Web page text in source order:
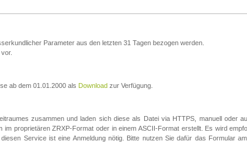
Parameter aus den letzten 31 Tagen bezogen werden.
ab dem 01.01.2000 als Download zur Verfügung.
zusammen und laden sich diese als Datei via HTTPS, manuell oder
proprietären ZRXP-Format oder in einem ASCII-Format erstellt. Es wird
Service ist eine Anmeldung nötig. Bitte nutzen Sie dafür das Formular